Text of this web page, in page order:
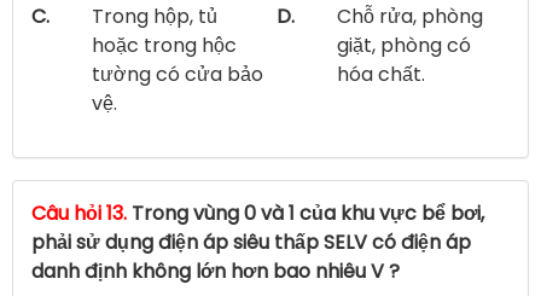
C.
Trong hộp, tủ
hoặc trong hộc
tường có cửa bảo
vệ.
D.
Chỗ rửa, phòng
giặt, phòng có
hóa chất.
Câu hỏi 13. Trong vùng 0 và 1 của khu vực bể bơi,
phải sử dụng điện áp siêu thấp SELV có điện áp
danh định không lớn hơn bao nhiêu V ?